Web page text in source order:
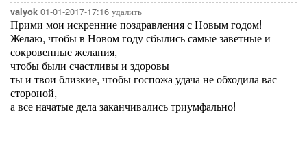
valyok 01-01-2017-17:16 удалить
Прими мои искренние поздравления с Новым годом!
Желаю, чтобы в Новом году сбылись самые заветные и
сокровенные желания,
чтобы были счастливы и здоровы
ты и твои близкие, чтобы госпожа удача не обходила вас
стороной,
а все начатые дела заканчивались триумфально!